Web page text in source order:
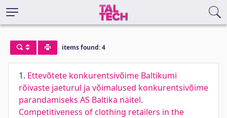
items found: 4
1. Ettevõtete konkurentsivõime Baltikumi
rõivaste jaeturul ja võimalused konkurentsivõime
parandamiseks AS Baltika näitel.
Competitiveness of clothing retailers in the